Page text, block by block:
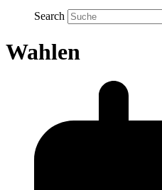
Search
Wahlen